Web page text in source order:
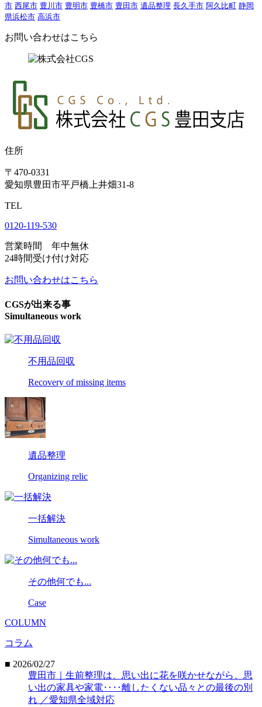
市 西尾市 豊川市 豊明市 豊橋市 豊田市 遺品整理 長久手市 阿久比町 静岡
県浜松市 高浜市
お問い合わせはこちら
住所
〒470-0331
愛知県豊田市平戸橋上井畑31-8
TEL
0120-119-530
営業時間 年中無休
24時間受け付け対応
お問い合わせはこちら
CGSが出来る事
Simultaneous work
不用品回収
Recovery of missing items
遺品整理
Organizing relic
一括解決
Simultaneous work
その他何でも...
Case
COLUMN
コラム
■ 2026/02/27
豊田市｜生前整理は、思い出に花を咲かせながら、思
い出の家具や家電‥‥離したくない品々との最後の別
れ ／愛知県全域対応